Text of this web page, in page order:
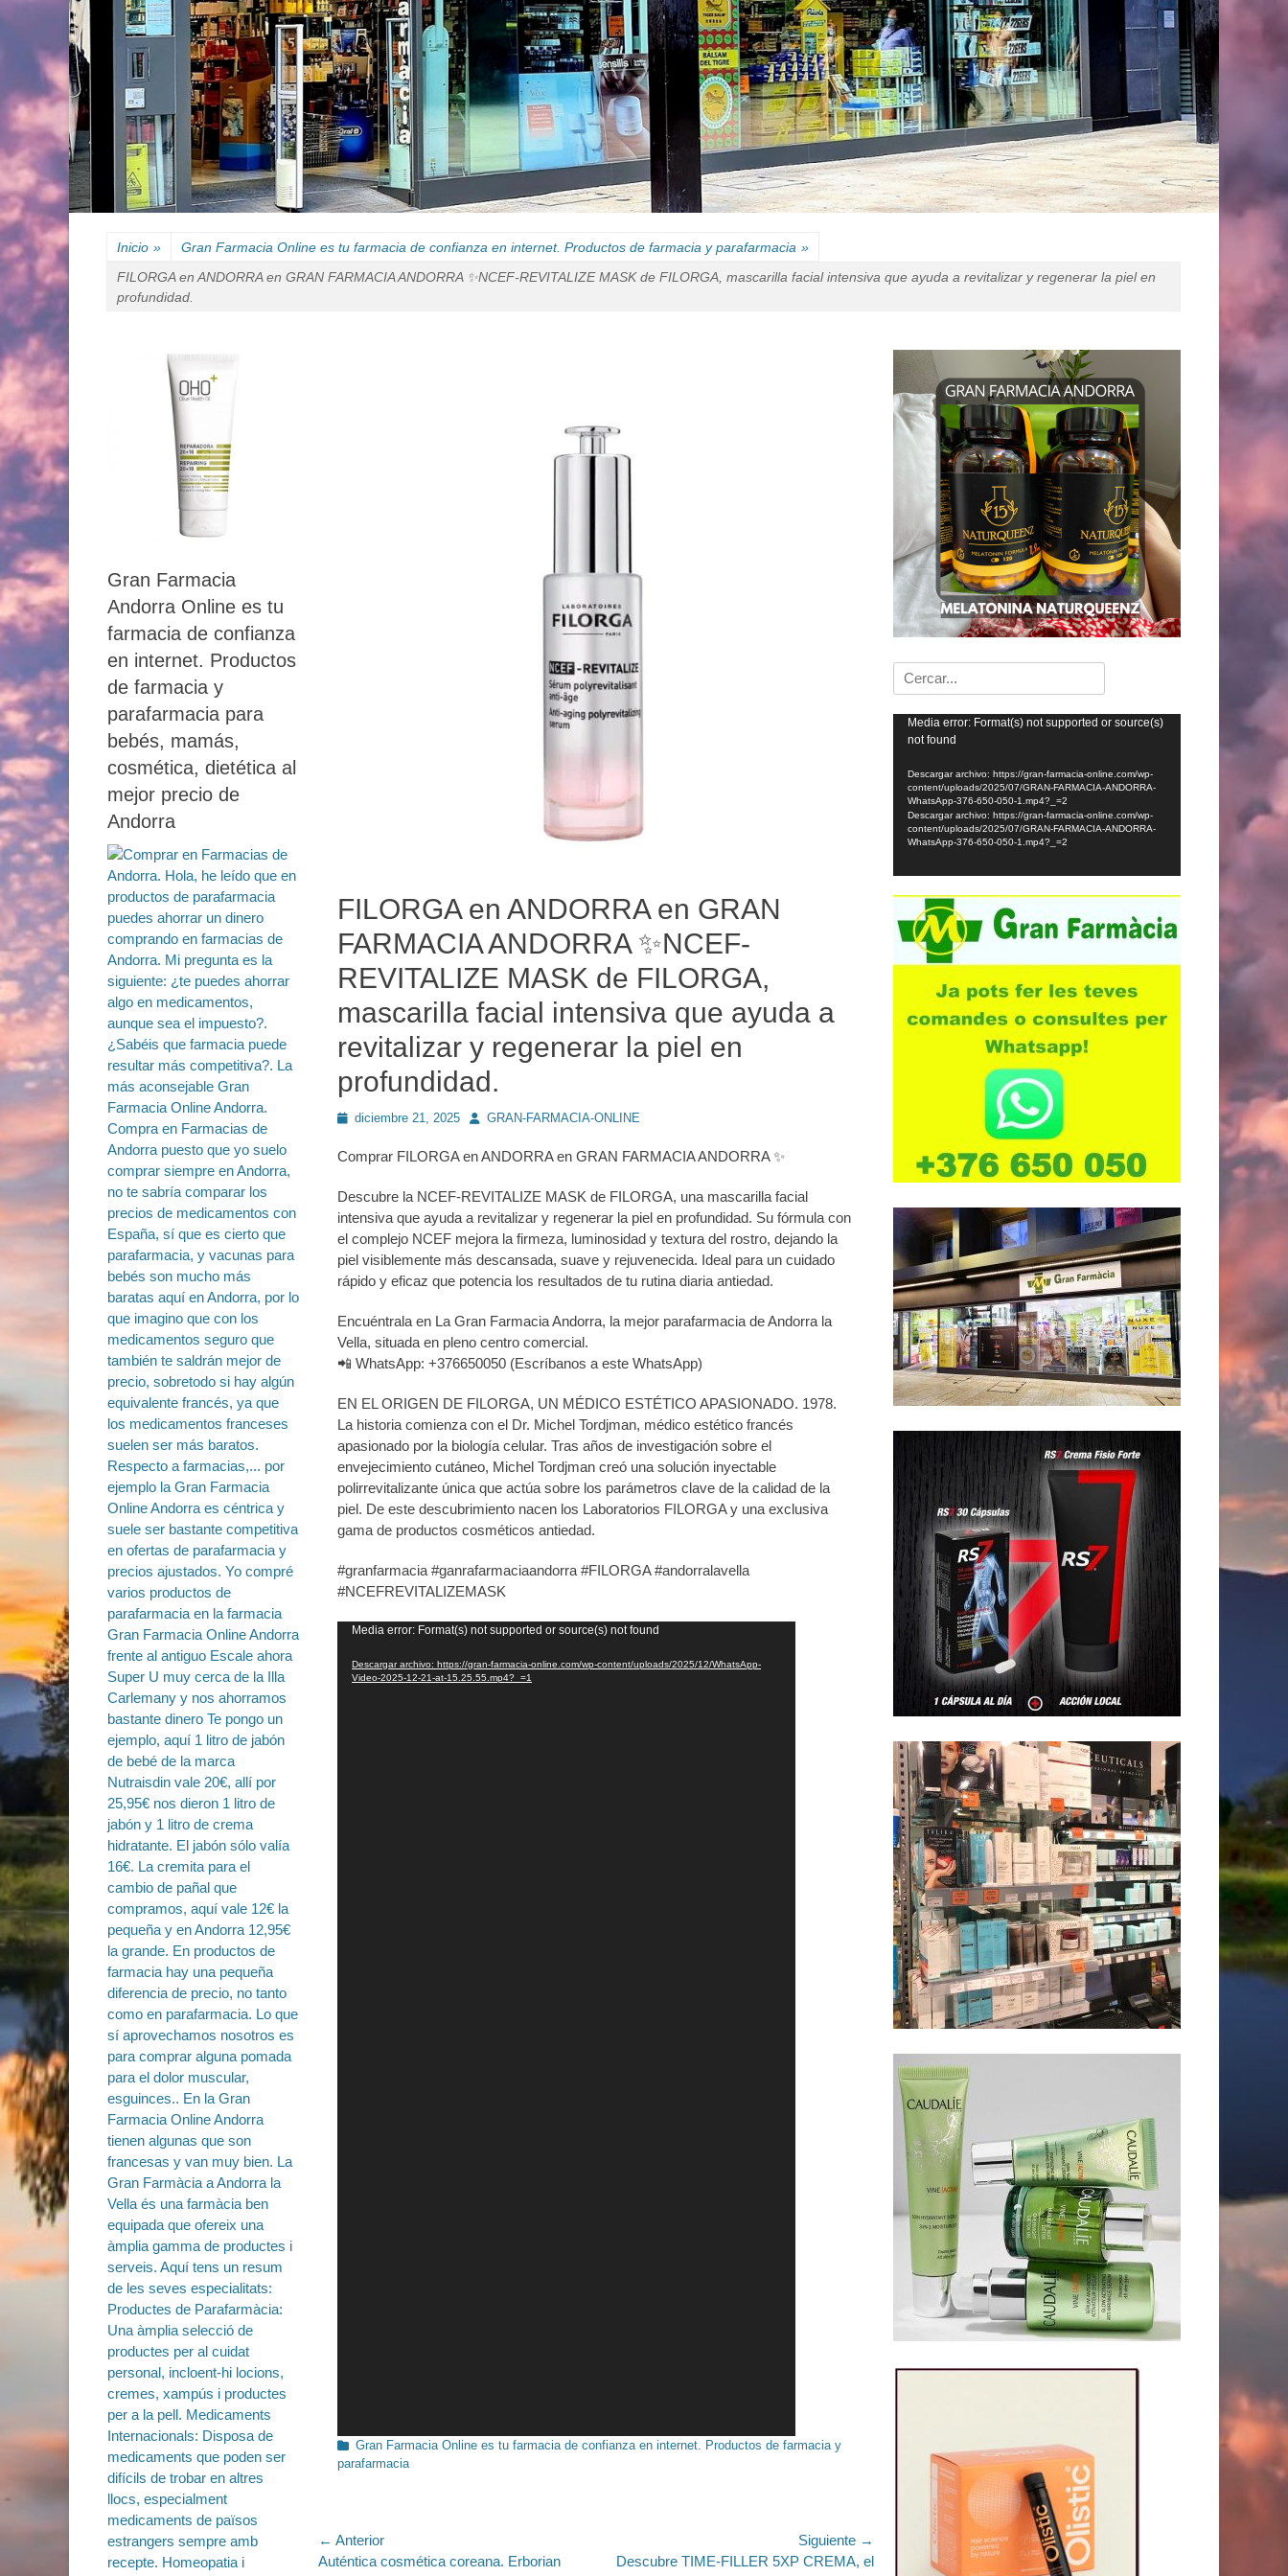
Inicio » Gran Farmacia Online es tu farmacia de confianza en internet. Productos de farmacia y parafarmacia »
FILORGA en ANDORRA en GRAN FARMACIA ANDORRA ✨NCEF-REVITALIZE MASK de FILORGA, mascarilla facial intensiva que ayuda a revitalizar y regenerar la piel en
profundidad.
FILORGA en ANDORRA en GRAN
FARMACIA ANDORRA ✨NCEF-
REVITALIZE MASK de FILORGA,
mascarilla facial intensiva que ayuda a
revitalizar y regenerar la piel en
profundidad.
Publicado
diciembre 21, 2025 AutorGRAN-FARMACIA-ONLINE
Comprar FILORGA en ANDORRA en GRAN FARMACIA ANDORRA ✨
Descubre la NCEF-REVITALIZE MASK de FILORGA, una mascarilla facial
intensiva que ayuda a revitalizar y regenerar la piel en profundidad. Su fórmula con
el complejo NCEF mejora la firmeza, luminosidad y textura del rostro, dejando la
piel visiblemente más descansada, suave y rejuvenecida. Ideal para un cuidado
rápido y eficaz que potencia los resultados de tu rutina diaria antiedad.
Encuéntrala en La Gran Farmacia Andorra, la mejor parafarmacia de Andorra la
Vella, situada en pleno centro comercial.
📲 WhatsApp: +376650050 (Escríbanos a este WhatsApp)
EN EL ORIGEN DE FILORGA, UN MÉDICO ESTÉTICO APASIONADO. 1978.
La historia comienza con el Dr. Michel Tordjman, médico estético francés
apasionado por la biología celular. Tras años de investigación sobre el
envejecimiento cutáneo, Michel Tordjman creó una solución inyectable
polirrevitalizante única que actúa sobre los parámetros clave de la calidad de la
piel. De este descubrimiento nacen los Laboratorios FILORGA y una exclusiva
gama de productos cosméticos antiedad.
#granfarmacia #ganrafarmaciaandorra #FILORGA #andorralavella
#NCEFREVITALIZEMASK
Reproductor
vídeo
Media error: Format(s) not supported or source(s) not found
Descargar archivo: https://gran-farmacia-online.com/wp-content/uploads/2025/12/WhatsApp-
Video-2025-12-21-at-15.25.55.mp4?_=1
Categorías
Gran Farmacia Online es tu farmacia de confianza en internet. Productos de farmacia y
parafarmacia
Navegación
← Anterior
Entrada
Auténtica cosmética coreana. Erborian
Siguiente →
Entrada
Descubre TIME-FILLER 5XP CREMA, el
Buscar:
Reproductor
Media error: Format(s) not supported or source(s)
not found
Descargar archivo: https://gran-farmacia-online.com/wp-
content/uploads/2025/07/GRAN-FARMACIA-ANDORRA-
WhatsApp-376-650-050-1.mp4?_=2
Descargar archivo: https://gran-farmacia-online.com/wp-
content/uploads/2025/07/GRAN-FARMACIA-ANDORRA-
WhatsApp-376-650-050-1.mp4?_=2
Gran Farmacia
Andorra Online es tu
farmacia de confianza
en internet. Productos
de farmacia y
parafarmacia para
bebés, mamás,
cosmética, dietética al
mejor precio de
Andorra